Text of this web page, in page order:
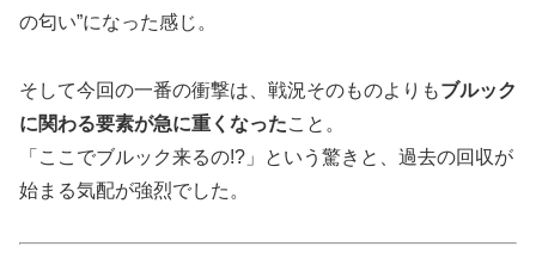
の匂い”になった感じ。
そして今回の一番の衝撃は、戦況そのものよりもブルック
に関わる要素が急に重くなったこと。
「ここでブルック来るの!?」という驚きと、過去の回収が
始まる気配が強烈でした。